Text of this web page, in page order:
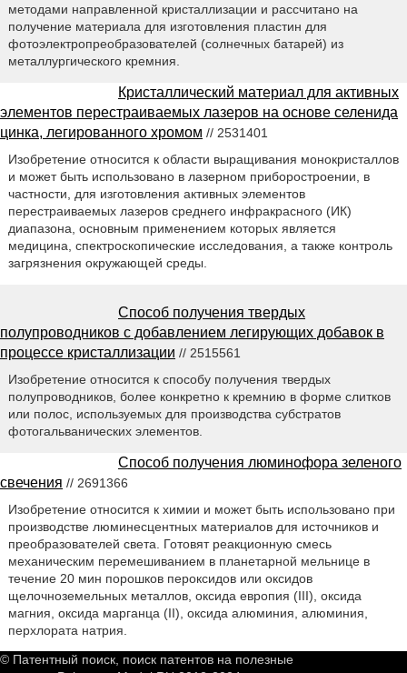
методами направленной кристаллизации и рассчитано на
получение материала для изготовления пластин для
фотоэлектропреобразователей (солнечных батарей) из
металлургического кремния.
Кристаллический материал для активных
элементов перестраиваемых лазеров на основе селенида
цинка, легированного хромом // 2531401
Изобретение относится к области выращивания монокристаллов
и может быть использовано в лазерном приборостроении, в
частности, для изготовления активных элементов
перестраиваемых лазеров среднего инфракрасного (ИК)
диапазона, основным применением которых является
медицина, спектроскопические исследования, а также контроль
загрязнения окружающей среды.
Способ получения твердых
полупроводников с добавлением легирующих добавок в
процессе кристаллизации // 2515561
Изобретение относится к способу получения твердых
полупроводников, более конкретно к кремнию в форме слитков
или полос, используемых для производства субстратов
фотогальванических элементов.
Способ получения люминофора зеленого
свечения // 2691366
Изобретение относится к химии и может быть использовано при
производстве люминесцентных материалов для источников и
преобразователей света. Готовят реакционную смесь
механическим перемешиванием в планетарной мельнице в
течение 20 мин порошков пероксидов или оксидов
щелочноземельных металлов, оксида европия (III), оксида
магния, оксида марганца (II), оксида алюминия, алюминия,
перхлората натрия.
© Патентный поиск, поиск патентов на полезные